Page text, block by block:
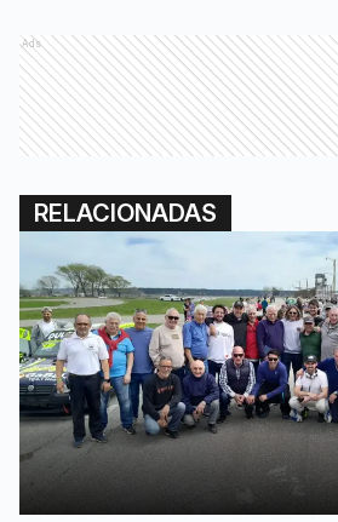
Ads
RELACIONADAS